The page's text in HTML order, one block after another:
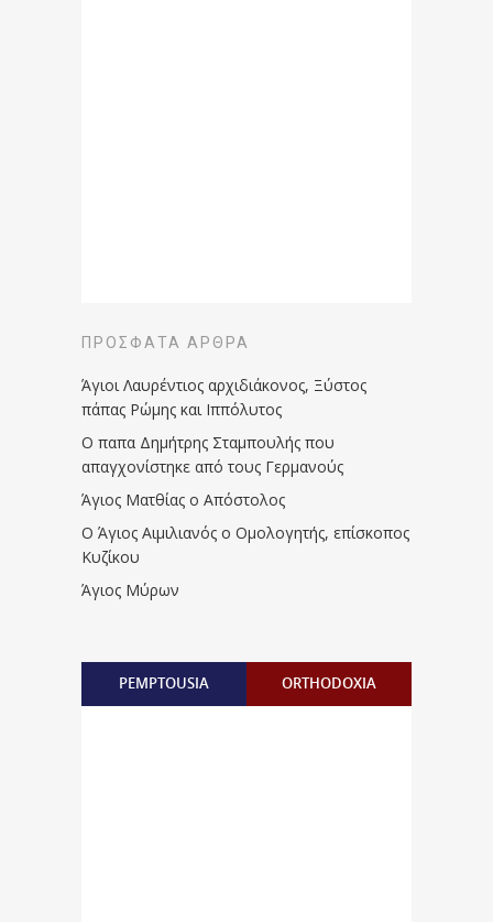
ΠΡΌΣΦΑΤΑ ΆΡΘΡΑ
Άγιοι Λαυρέντιος αρχιδιάκονος, Ξύστος
πάπας Ρώμης και Ιππόλυτος
Ο παπα Δημήτρης Σταμπουλής που
απαγχονίστηκε από τους Γερμανούς
Άγιος Ματθίας ο Απόστολος
Ο Άγιος Αιμιλιανός ο Ομολογητής, επίσκοπος
Κυζίκου
Άγιος Μύρων
PEMPTOUSIA ORTHODOXIA